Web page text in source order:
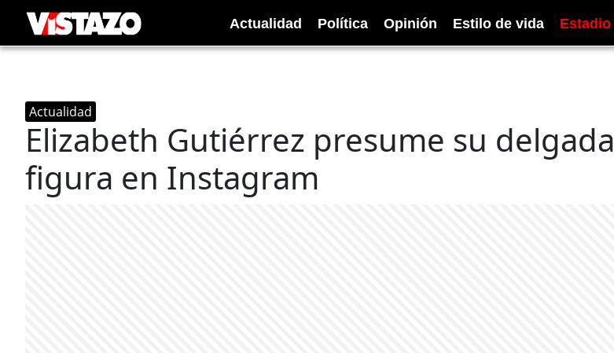
Actualidad Política Opinión Estilo de vida Estadio
Actualidad
Elizabeth Gutiérrez presume su delgada
figura en Instagram